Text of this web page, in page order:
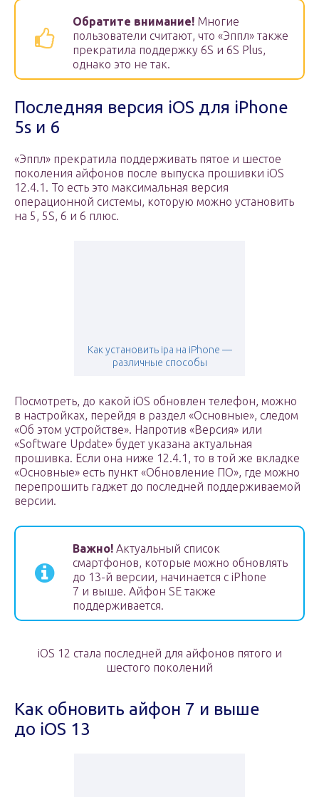
Обратите внимание! Многие
пользователи считают, что «Эппл» также
прекратила поддержку 6S и 6S Plus,
однако это не так.
Последняя версия iOS для iPhone
5s и 6
«Эппл» прекратила поддерживать пятое и шестое
поколения айфонов после выпуска прошивки iOS
12.4.1. То есть это максимальная версия
операционной системы, которую можно установить
на 5, 5S, 6 и 6 плюс.
Как установить ipa на iPhone —
различные способы
Посмотреть, до какой iOS обновлен телефон, можно
в настройках, перейдя в раздел «Основные», следом
«Об этом устройстве». Напротив «Версия» или
«Software Update» будет указана актуальная
прошивка. Если она ниже 12.4.1, то в той же вкладке
«Основные» есть пункт «Обновление ПО», где можно
перепрошить гаджет до последней поддерживаемой
версии.
Важно! Актуальный список
смартфонов, которые можно обновлять
до 13-й версии, начинается с iPhone
7 и выше. Айфон SE также
поддерживается.
iOS 12 стала последней для айфонов пятого и
шестого поколений
Как обновить айфон 7 и выше
до iOS 13